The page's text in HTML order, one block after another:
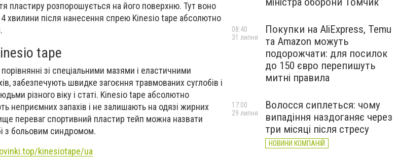
пластиру розпорошується на його поверхню. Тут воно
хвилини після нанесення спрею Kinesio tape абсолютно
tape
зі спеціальними мазями і еластичними
забезпечують швидке загоєння травмованих суглобів і
різного віку і статі. Kinesio tape абсолютно
неприємних запахів і не залишають на одязі жирних
переваг спортивний пластир тейп можна назвати
з больовим синдромом.
kinesiotape/ua
Покупки на AliExpress, Temu
та Amazon можуть
подорожчати: для посилок
до 150 євро перепишуть
митні правила
08:40
31 липня
Волосся сиплеться: чому
випадіння наздоганяє через
три місяці після стресу
НОВИНИ КОМПАНІЙ
17:00
29 липня